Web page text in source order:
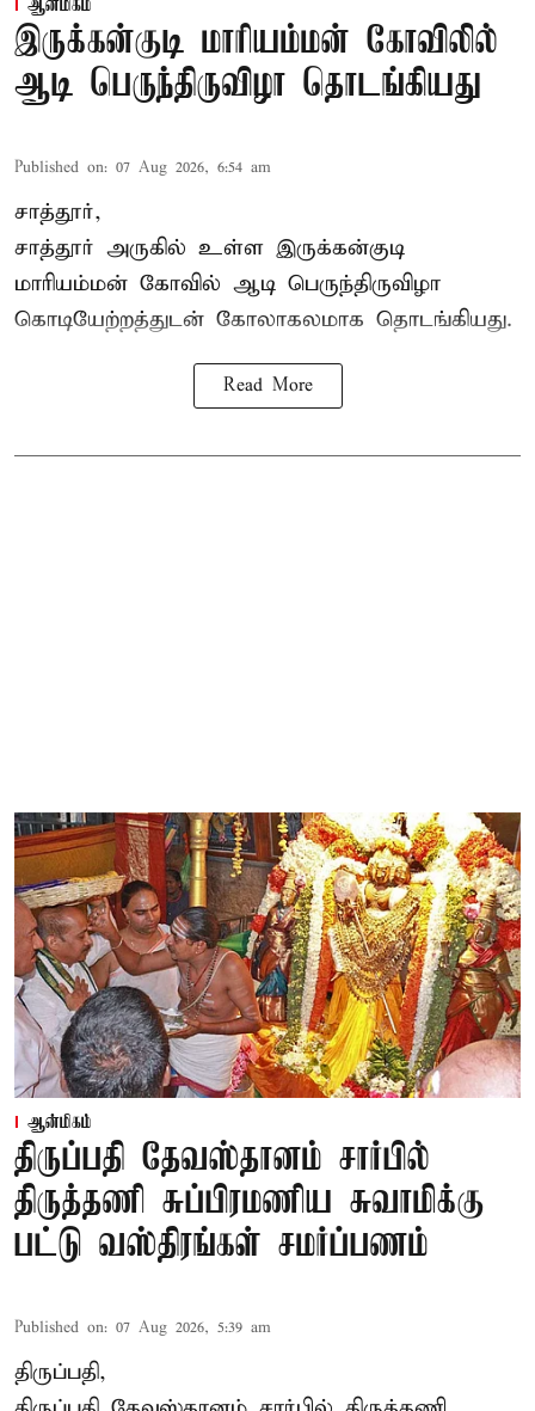
ஆன்மிகம்
இருக்கன்குடி மாரியம்மன் கோவிலில்
ஆடி பெருந்திருவிழா தொடங்கியது
Published on: 07 Aug 2026, 6:54 am
சாத்தூர்,
சாத்தூர் அருகில் உள்ள இருக்கன்குடி
மாரியம்மன் கோவில் ஆடி பெருந்திருவிழா
கொடியேற்றத்துடன் கோலாகலமாக தொடங்கியது.
Read More
ஆன்மிகம்
திருப்பதி தேவஸ்தானம் சார்பில்
திருத்தணி சுப்பிரமணிய சுவாமிக்கு
பட்டு வஸ்திரங்கள் சமர்ப்பணம்
Published on: 07 Aug 2026, 5:39 am
திருப்பதி,